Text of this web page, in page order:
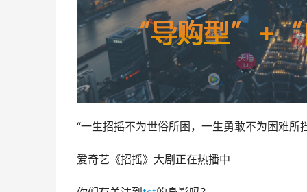
“一生招摇不为世俗所困，一生勇敢不为困难所
爱奇艺《招摇》大剧正在热播中